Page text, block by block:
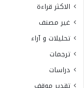
الاكثر قراءة
غير مصنف
تحليلات و آراء
ترجمات
دراسات